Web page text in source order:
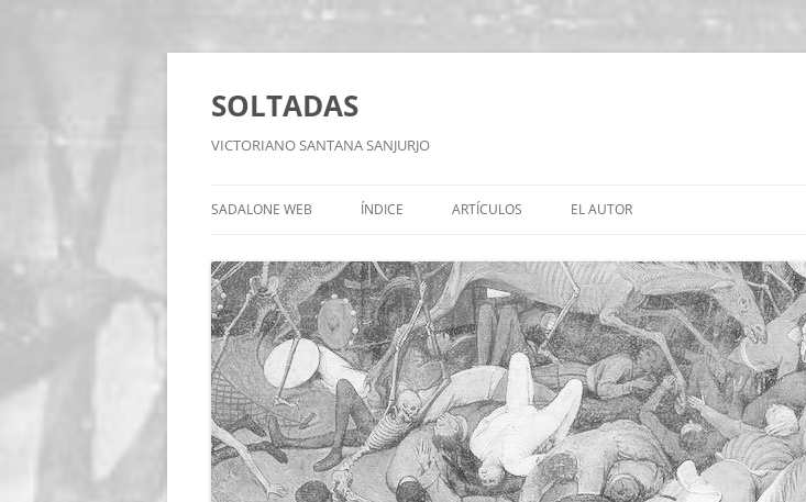
Saltar
SOLTADAS
VICTORIANO SANTANA SANJURJO
SADALONE WEB ÍNDICE ARTÍCULOS EL AUTOR